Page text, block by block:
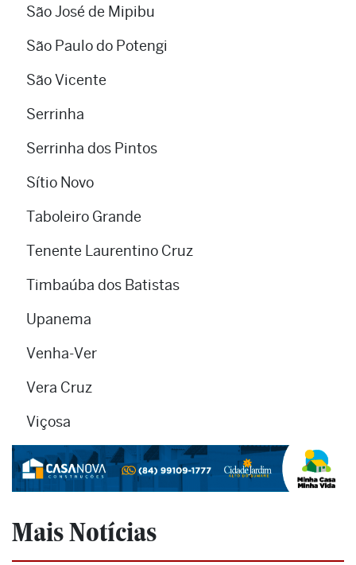
São José de Mipibu
São Paulo do Potengi
São Vicente
Serrinha
Serrinha dos Pintos
Sítio Novo
Taboleiro Grande
Tenente Laurentino Cruz
Timbaúba dos Batistas
Upanema
Venha-Ver
Vera Cruz
Viçosa
Mais Notícias